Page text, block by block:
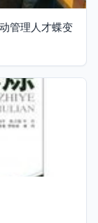
管理人才蝶变